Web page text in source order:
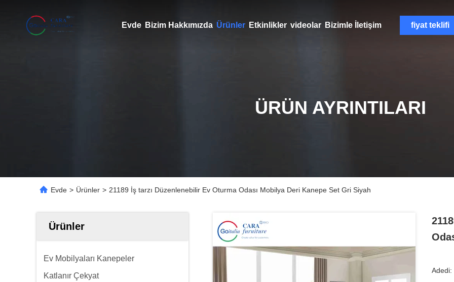
Evde Bizim Hakkımızda Ürünler Etkinlikler videolar Bizimle İletişim fiyat teklifi
ÜRÜN AYRINTILARI
Evde > Ürünler > 21189 İş tarzı Düzenlenebilir Ev Oturma Odası Mobilya Deri Kanepe Set Gri Siyah
Ürünler
Ev Mobilyaları Kanepeler
Katlanır Çekyat
Adedi: